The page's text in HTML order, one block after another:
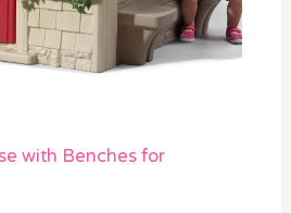
with Benches for